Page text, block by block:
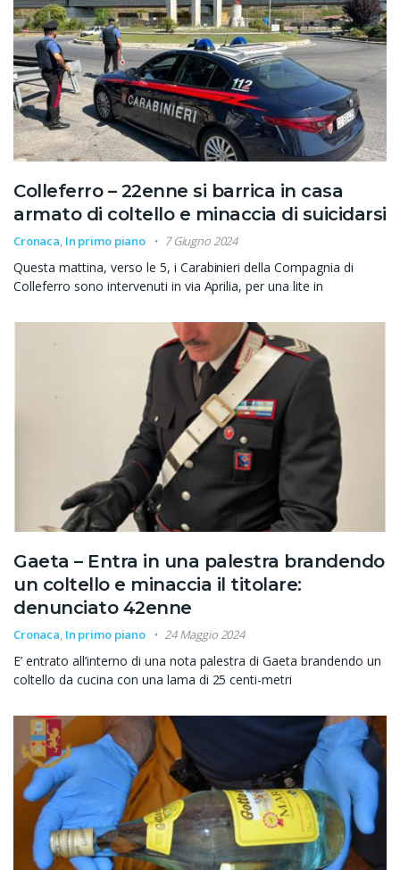
Colleferro – 22enne si barrica in casa
armato di coltello e minaccia di suicidarsi
Cronaca, In primo piano 7 Giugno 2024
Questa mattina, verso le 5, i Carabinieri della Compagnia di
Colleferro sono intervenuti in via Aprilia, per una lite in
Gaeta – Entra in una palestra brandendo
un coltello e minaccia il titolare:
denunciato 42enne
Cronaca, In primo piano 24 Maggio 2024
E’ entrato all’interno di una nota palestra di Gaeta brandendo un
coltello da cucina con una lama di 25 centi-metri